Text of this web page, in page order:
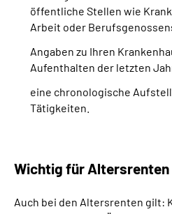
öffentliche Stellen wie
Arbeit oder
Angaben zu Ihren
Aufenthalten der letzten
eine chronologische
Tätigkeiten.
Wichtig für Altersrenten
Auch bei den Altersrenten gilt: